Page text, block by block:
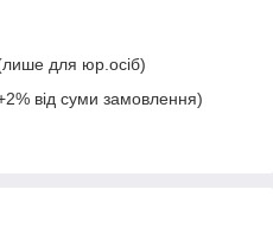
(лише для юр.осіб)
від суми замовлення)